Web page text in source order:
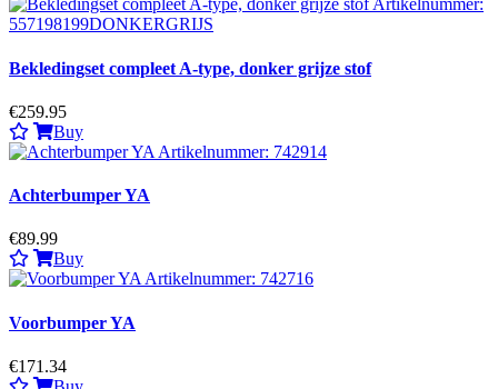
Bekledingset compleet A-type, donker grijze stof
€259.95
Buy
Achterbumper YA
€89.99
Buy
Voorbumper YA
€171.34